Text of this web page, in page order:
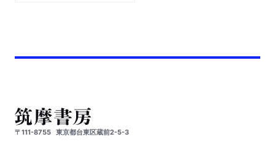
〒111-8755 東京都台東区蔵前2-5-3